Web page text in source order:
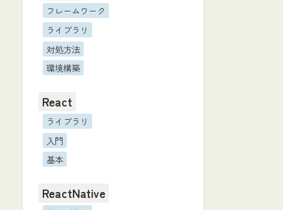
フレームワーク
ライブラリ
対処方法
環境構築
React
ライブラリ
入門
基本
ReactNative